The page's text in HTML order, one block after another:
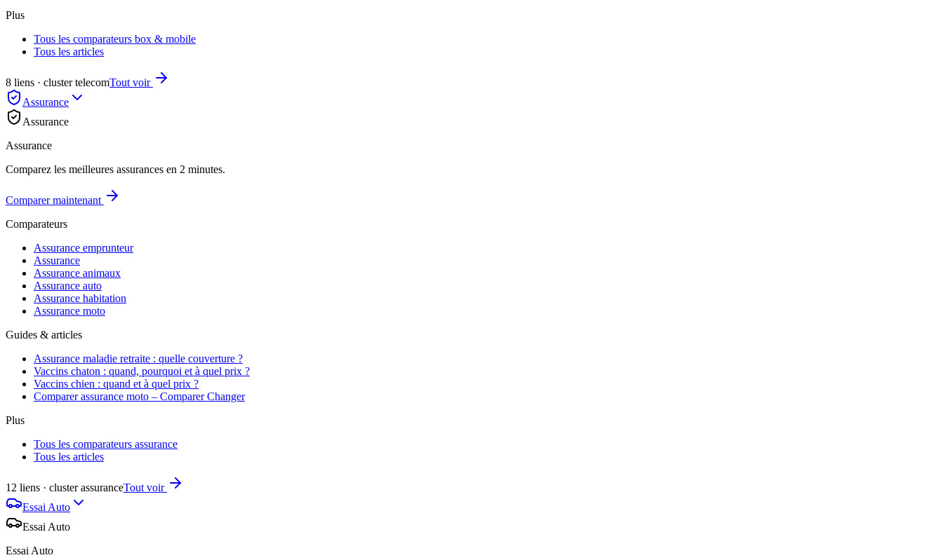
Plus
Tous les comparateurs box & mobile
Tous les articles
8 liens · cluster telecomTout voir
Assurance
Assurance
Assurance
Comparez les meilleures assurances en 2 minutes.
Comparer maintenant
Comparateurs
Assurance emprunteur
Assurance
Assurance animaux
Assurance auto
Assurance habitation
Assurance moto
Guides & articles
Assurance maladie retraite : quelle couverture ?
Vaccins chaton : quand, pourquoi et à quel prix ?
Vaccins chien : quand et à quel prix ?
Comparer assurance moto – Comparer Changer
Plus
Tous les comparateurs assurance
Tous les articles
12 liens · cluster assuranceTout voir
Essai Auto
Essai Auto
Essai Auto